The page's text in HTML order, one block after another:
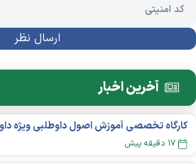
آخرین اخبار
کارگاه تخصصی آموزش اصول داوطلبی ویژه
۱۷ دقیقه پیش